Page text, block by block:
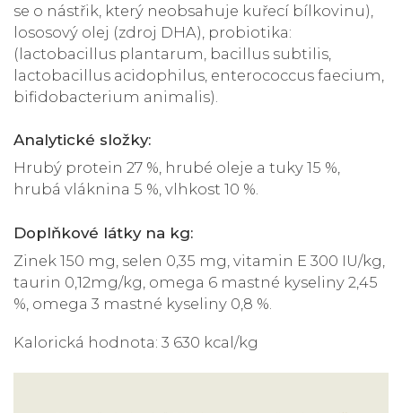
se o nástřik, který neobsahuje kuřecí bílkovinu),
lososový olej (zdroj DHA), probiotika:
(lactobacillus plantarum, bacillus subtilis,
lactobacillus acidophilus, enterococcus faecium,
bifidobacterium animalis).
Analytické složky:
Hrubý protein 27 %, hrubé oleje a tuky 15 %,
hrubá vláknina 5 %, vlhkost 10 %.
Doplňkové látky na kg:
Zinek 150 mg, selen 0,35 mg, vitamin E 300 IU/kg,
taurin 0,12mg/kg, omega 6 mastné kyseliny 2,45
%, omega 3 mastné kyseliny 0,8 %.
Kalorická hodnota: 3 630 kcal/kg